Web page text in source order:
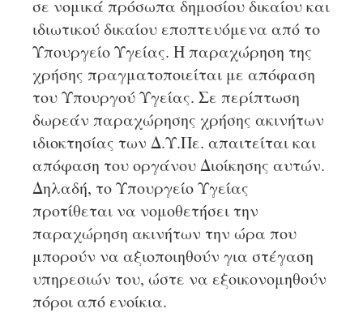
σε νομικά πρόσωπα δημοσίου δικαίου και
ιδιωτικού δικαίου εποπτευόμενα από το
Υπουργείο Υγείας. Η παραχώρηση της
χρήσης πραγματοποιείται με απόφαση
του Υπουργού Υγείας. Σε περίπτωση
δωρεάν παραχώρησης χρήσης ακινήτων
ιδιοκτησίας των Δ.Υ.Πε. απαιτείται και
απόφαση του οργάνου Διοίκησης αυτών.
Δηλαδή, το Υπουργείο Υγείας
προτίθεται να νομοθετήσει την
παραχώρηση ακινήτων την ώρα που
μπορούν να αξιοποιηθούν για στέγαση
υπηρεσιών του, ώστε να εξοικονομηθούν
πόροι από ενοίκια.